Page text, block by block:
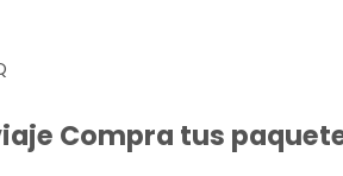
Compra tus